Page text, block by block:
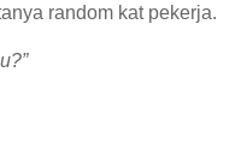
random kat pekerja.